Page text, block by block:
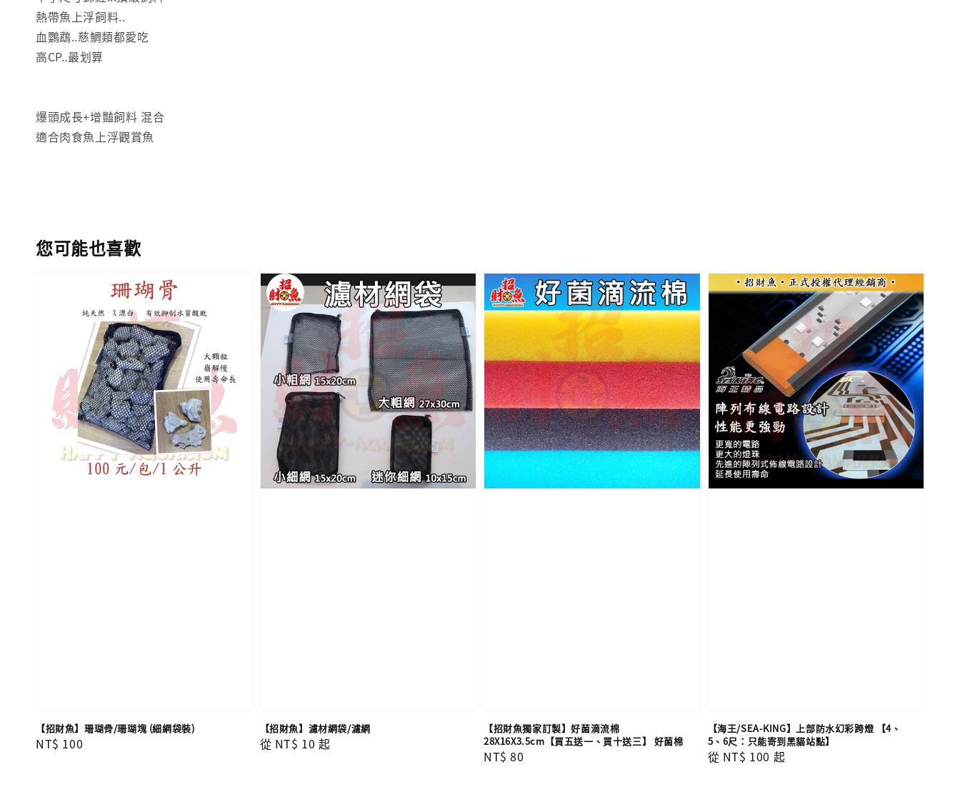
熱帶魚上浮飼料..
血鸚鵡..慈鯛類都愛吃
高CP..最划算
爆頭成長+增豔飼料 混合
適合肉食魚上浮觀賞魚
您可能也喜歡
【招財魚】珊瑚骨/珊瑚塊 (細網袋裝)
Regular
NT$ 100
【招財魚】濾材網袋/濾網
Regular
從 NT$ 10 起
【招財魚獨家訂製】好菌滴流棉
28X16X3.5cm【買五送一、買十送三】 好菌棉
Regular
NT$ 80
【海王/SEA-KING】上部防水幻彩跨燈 【4、
5、6尺：只能寄到黑貓站點】
Regular
從 NT$ 100 起